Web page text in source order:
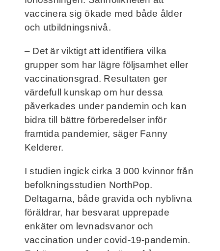
vaccinera sig ökade med både ålder
och utbildningsnivå.
– Det är viktigt att identifiera vilka
grupper som har lägre följsamhet eller
vaccinationsgrad. Resultaten ger
värdefull kunskap om hur dessa
påverkades under pandemin och kan
bidra till bättre förberedelser inför
framtida pandemier, säger Fanny
Kelderer.
I studien ingick cirka 3 000 kvinnor från
befolkningsstudien NorthPop.
Deltagarna, både gravida och nyblivna
föräldrar, har besvarat upprepade
enkäter om levnadsvanor och
vaccination under covid-19-pandemin.